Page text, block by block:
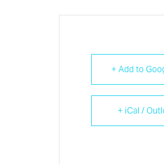
+ Add to
+ iCal /